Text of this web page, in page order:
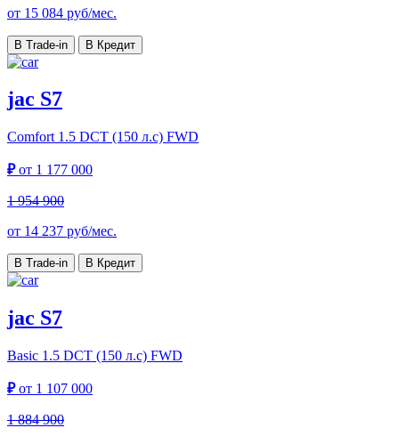
от 15 084 руб/мес.
В Trade-in В Кредит
jac S7
Comfort 1.5 DCT (150 л.с) FWD
₽от 1 177 000
1 954 900
от 14 237 руб/мес.
В Trade-in В Кредит
jac S7
Basic 1.5 DCT (150 л.с) FWD
₽от 1 107 000
1 884 900